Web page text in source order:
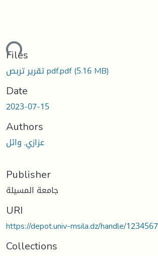
Files
تقرير تربص pdf.pdf(5.16 MB)
Date
2023-07-15
Authors
عزازي, وائل
Publisher
جامعة المسيلة
URI
https://depot.univ-msila.dz/handle/
Collections